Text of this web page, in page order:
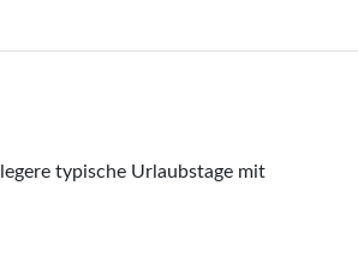
typische Urlaubstage mit